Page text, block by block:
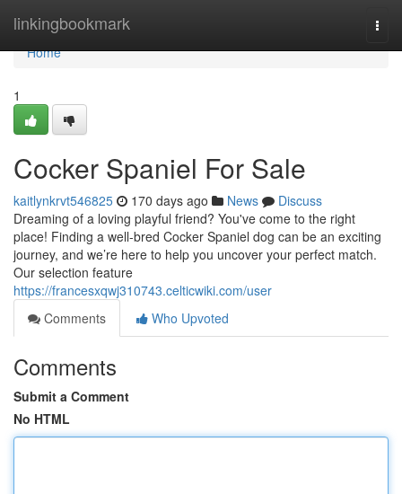
linkingbookmark
Home
Home
1
Cocker Spaniel For Sale
kaitlynkrvt546825 170 days ago News
Discuss
Dreaming of a loving playful friend? You've come to the right
place! Finding a well-bred Cocker Spaniel dog can be an exciting
journey, and we’re here to help you uncover your perfect match.
Our selection feature
https://francesxqwj310743.celticwiki.com/user
Comments
Who Upvoted
Comments
Submit a Comment
No HTML